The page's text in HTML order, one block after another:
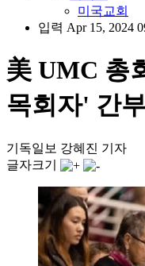
미국교회
입력 Apr 15, 2024
美 UMC 총
목회자' 간
기독일보 강혜진 기자
글자크기